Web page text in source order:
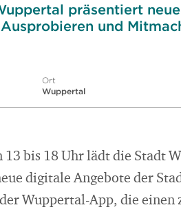
präsentiert
und
Ort
Wuppertal
13 bis 18 Uhr lädt die Stadt
digitale Angebote der
Wuppertal-App, die